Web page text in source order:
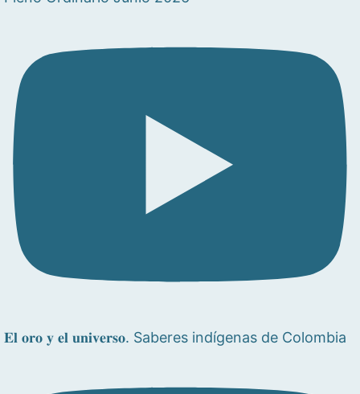
𝐄𝐥 𝐨𝐫𝐨 𝐲 𝐞𝐥 𝐮𝐧𝐢𝐯𝐞𝐫𝐬𝐨. Saberes indígenas de Colombia